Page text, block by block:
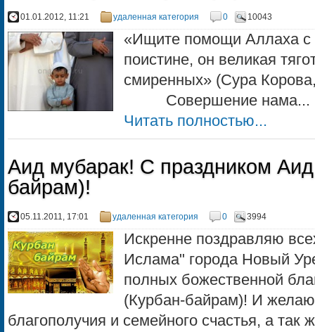
01.01.2012, 11:21 удаленная категория 0 10043
«Ищите помощи Аллаха с
поистине, он великая
смиренных»
Совершение нама...
Читать полностью...
Аид мубарак! С праздником
байрам)!
05.11.2011, 17:01 удаленная категория 0 3994
Искренне поздравляю
Ислама" города Новый
полных божественной
(Курбан-байрам)! И
благополучия и семейного счастья, а так